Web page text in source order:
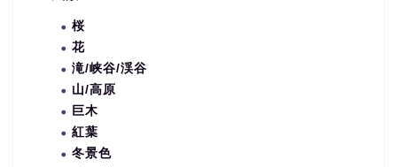
桜
花
滝/峡谷/渓谷
山/高原
巨木
紅葉
冬景色